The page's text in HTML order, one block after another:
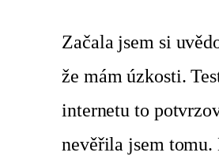
Začala jsem si
že mám úzkosti.
internetu to
nevěřila jsem tomu.